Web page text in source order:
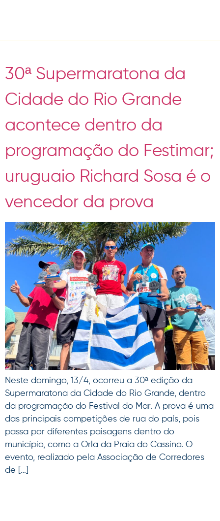
Tag:Maratona
30ª Supermaratona da
Cidade do Rio Grande
acontece dentro da
programação do Festimar;
uruguaio Richard Sosa é o
vencedor da prova
Neste domingo, 13/4, ocorreu a 30ª edição da
Supermaratona da Cidade do Rio Grande, dentro
da programação do Festival do Mar. A prova é uma
das principais competições de rua do país, pois
passa por diferentes paisagens dentro do
município, como a Orla da Praia do Cassino. O
evento, realizado pela Associação de Corredores
de […]